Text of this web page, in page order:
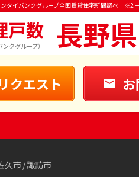
タイバンクグループ全国賃貸住宅新聞調べ ※2
戸数
クグループ） 長野
クエスト
久市 諏訪市